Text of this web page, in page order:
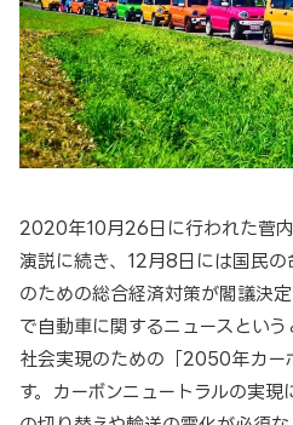
2020年10月26日に行われた菅
演説に続き、12月8日には国民
のための総合経済対策が閣議決
で自動車に関するニュースとい
社会実現のための「2050年カー
す。カーボンニュートラルの実